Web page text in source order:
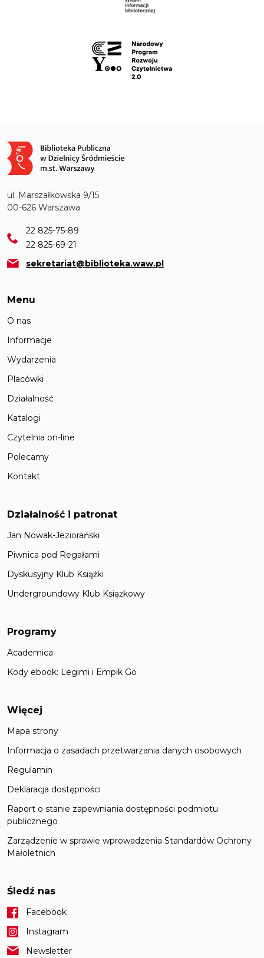
Obraz
ul. Marszałkowska 9/15
00-626 Warszawa
22 825-75-89
22 825-69-21
sekretariat@biblioteka.waw.pl
Menu
O nas
Informacje
Wydarzenia
Placówki
Działalność
Katalogi
Czytelnia on-line
Polecamy
Kontakt
Działalność i patronat
Jan Nowak-Jeziorański
Piwnica pod Regałami
Dyskusyjny Klub Książki
Undergroundowy Klub Książkowy
Programy
Academica
Kody ebook: Legimi i Empik Go
Więcej
Mapa strony
Informacja o zasadach przetwarzania danych osobowych
Regulamin
Deklaracja dostępności
Raport o stanie zapewniania dostępności podmiotu
publicznego
Zarządzenie w sprawie wprowadzenia Standardów Ochrony
Małoletnich
Śledź nas
Facebook
Instagram
Newsletter